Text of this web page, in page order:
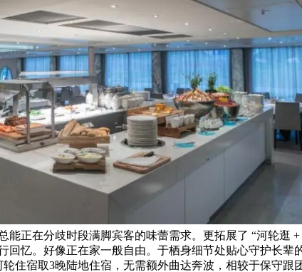
正在分歧时段满脚宾客的味蕾需求。更拓展了 “河轮逛
忆。好像正在家一般自由。于栖身细节处贴心守护长
住宿取3晚陆地住宿，无需额外曲达奔波，相较于保守